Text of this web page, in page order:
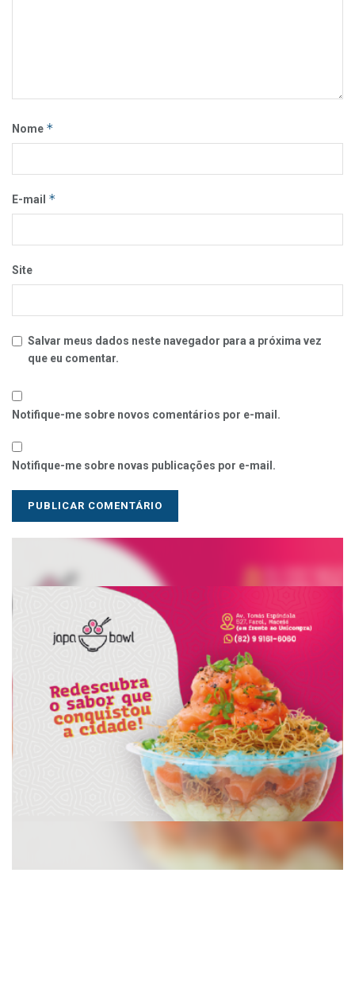
Nome *
E-mail *
Site
Salvar meus dados neste navegador para a próxima vez
que eu comentar.
Notifique-me sobre novos comentários por e-mail.
Notifique-me sobre novas publicações por e-mail.